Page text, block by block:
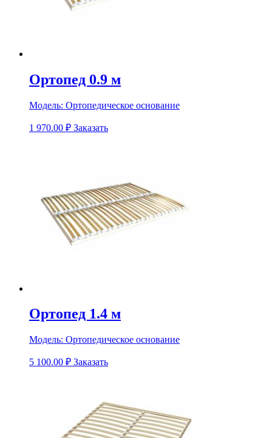
Ортопед 0.9 м
Модель: Ортопедическое основание
1 970.00 ₽ Заказать
Ортопед 1.4 м
Модель: Ортопедическое основание
5 100.00 ₽ Заказать